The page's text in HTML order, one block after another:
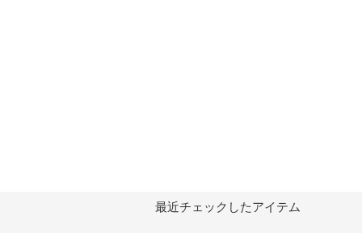
最近チェックしたアイテム